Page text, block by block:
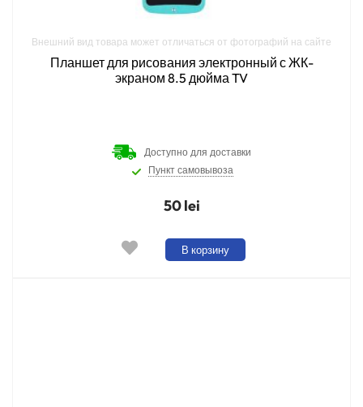
Внешний вид товара может отличаться от фотографий на сайте
Планшет для рисования электронный с ЖК-
экраном 8.5 дюйма TV
Доступно для доставки
Пункт самовывоза
50 lei
В корзину